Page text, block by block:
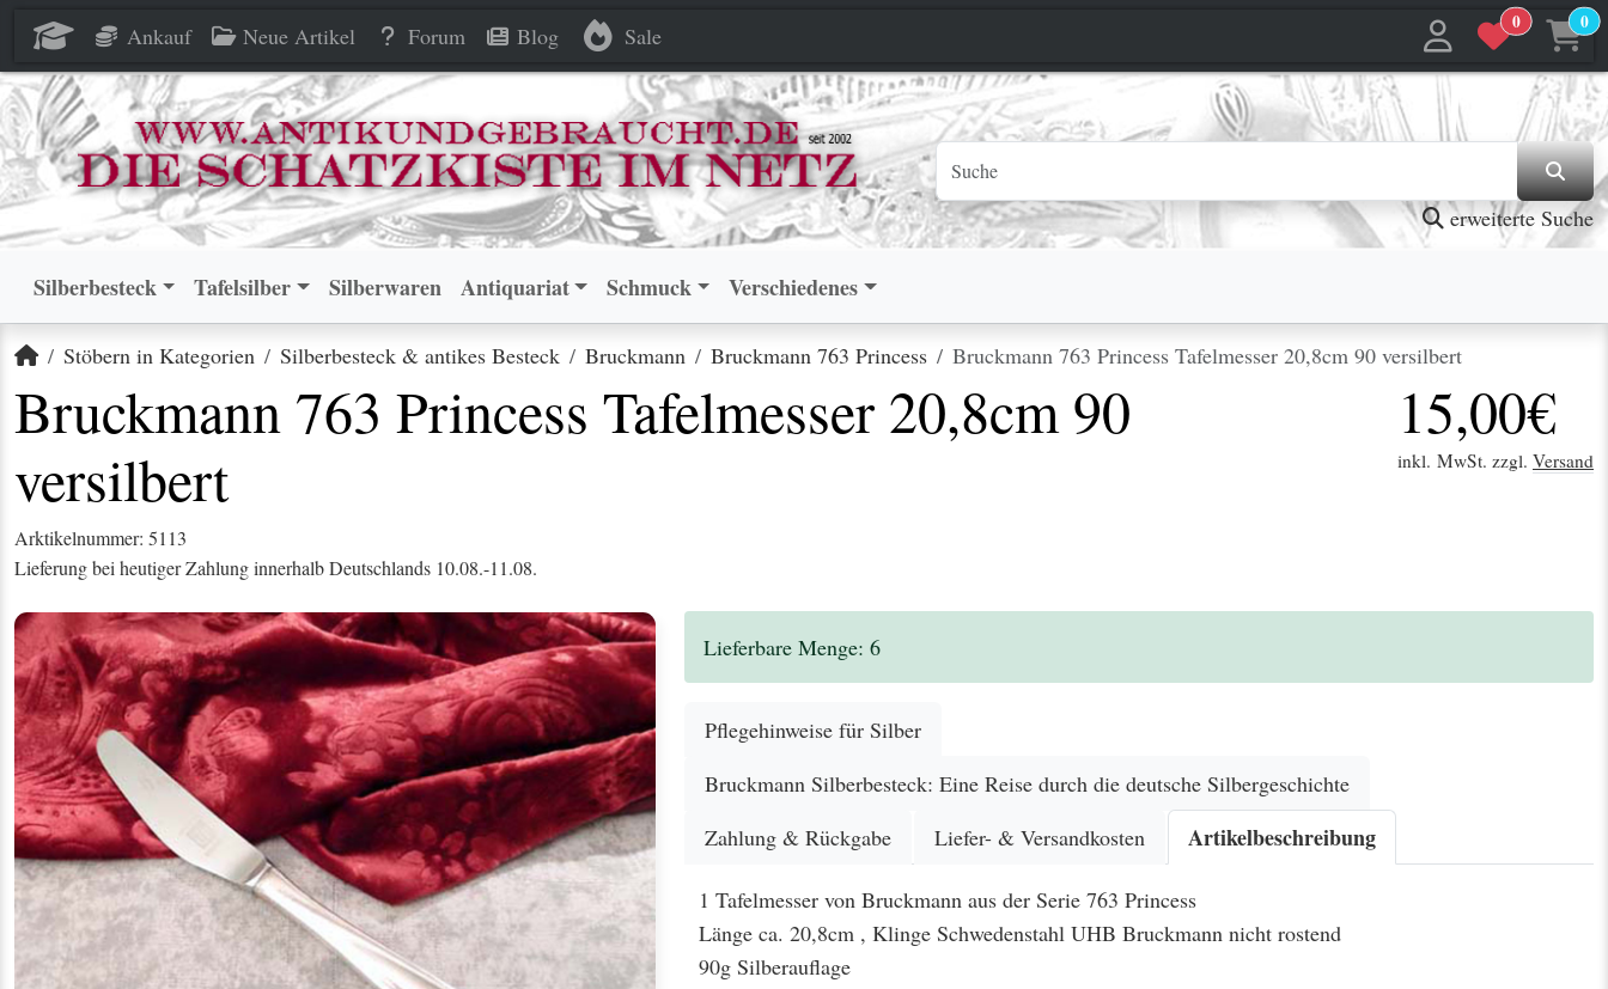
Ankauf Neue Artikel Forum Blog Sale
0 0
erweiterte Suche
Silberbesteck Tafelsilber Silberwaren Antiquariat Schmuck Verschiedenes
Startseite
Stöbern in Kategorien Silberbesteck & antikes Besteck Bruckmann Bruckmann 763 Princess Bruckmann 763 Princess Tafelmesser 20,8cm 90 versilbert
Bruckmann 763 Princess Tafelmesser 20,8cm 90
versilbert
15,00€
inkl. MwSt. zzgl. Versand
Arktikelnummer: 5113
Lieferung bei heutiger Zahlung innerhalb Deutschlands 10.08.-11.08.
Lieferbare Menge: 6
Pflegehinweise für Silber
Bruckmann Silberbesteck: Eine Reise durch die deutsche Silbergeschichte
Zahlung & Rückgabe
Liefer- & Versandkosten Artikelbeschreibung
1 Tafelmesser von Bruckmann aus der Serie 763 Princess
Länge ca. 20,8cm , Klinge Schwedenstahl UHB Bruckmann nicht rostend
90g Silberauflage
Bruckmann 763 Princess Tafelmesser 20,8cm 90 versilbert jetzt in den Warenkorb
Bruckmann 763 Princess Tafelmesser 20,8cm 90 versilbert jetzt in den Warenkorb